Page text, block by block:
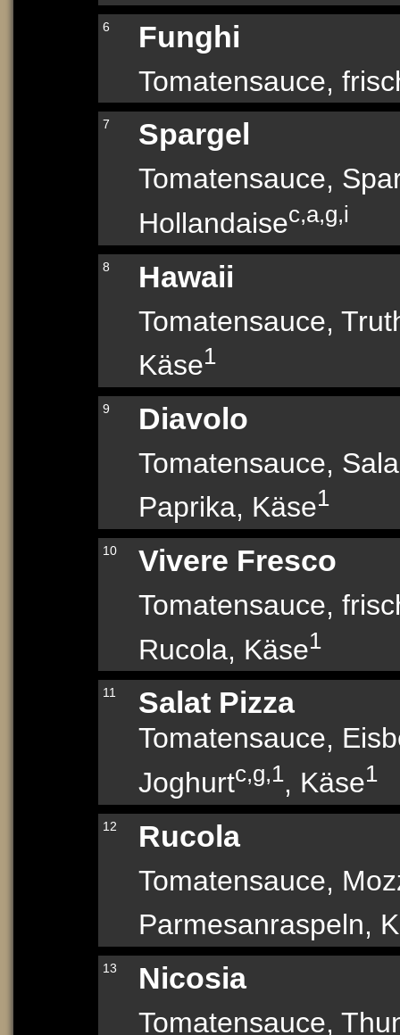
6 Funghi
Tomatensauce,
7 Spargel
Tomatensauce,
Hollandaisec,a,g,i
8 Hawaii
Tomatensauce,
Käse1
9 Diavolo
Tomatensauce,
Paprika, Käse1
10 Vivere Fresco
Tomatensauce,
Rucola, Käse1
11 Salat Pizza
Tomatensauce,
Joghurtc,g,1, Käse1
12 Rucola
Tomatensauce,
Parmesanraspeln,
13 Nicosia
Tomatensauce,